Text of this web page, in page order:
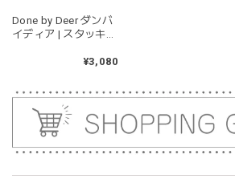
moca
2026/04/24
耳の部分が咥えやすいようでよく遊んで
ますが、見た目が可愛くて満足です。
gray
Done by Deer ダンバ
イディア | スタッキン
Antee - Colour mix
¥3,080